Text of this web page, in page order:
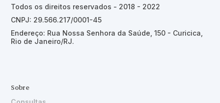
Todos os direitos reservados - 2018 - 2022
CNPJ: 29.566.217/0001-45
Endereço: Rua Nossa Senhora da Saúde, 150 - Curicica,
Rio de Janeiro/RJ.
Sobre